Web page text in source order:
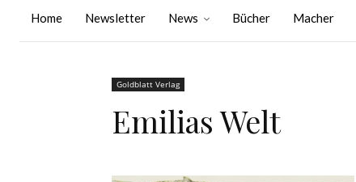
Home Newsletter News Bücher Macher
Goldblatt Verlag
Emilias Welt